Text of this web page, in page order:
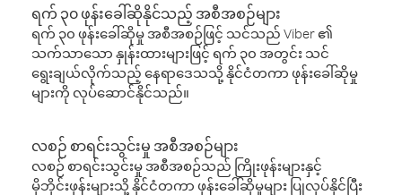
ရက် ၃၀ ဖုန်းခေါ်ဆိုနိုင်သည့် အစီအစဉ်များ
ရက် ၃၀ ဖုန်းခေါ်ဆိုမှု အစီအစဉ်ဖြင့် သင်သည် Viber ၏
သက်သာသော နှုန်းထားများဖြင့် ရက် ၃၀ အတွင်း သင်
ရွေးချယ်လိုက်သည့် နေရာဒေသသို့ နိုင်ငံတကာ ဖုန်းခေါ်ဆိုမှု
များကို လုပ်ဆောင်နိုင်သည်။
လစဉ် စာရင်းသွင်းမှု အစီအစဉ်များ
လစဉ် စာရင်းသွင်းမှု အစီအစဉ်သည် ကြိုးဖုန်းများနှင့်
မိုဘိုင်းဖုန်းများသို့ နိုင်ငံတကာ ဖုန်းခေါ်ဆိုမှုများ ပြုလုပ်နိုင်ပြီး